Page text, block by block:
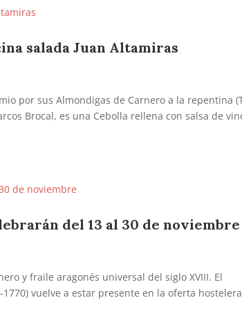
salada Juan Altamiras
por sus Almondigas de Carnero a la repentina
Brocal, es una Cebolla rellena con salsa de
del 13 al 30 de noviembre
y fraile aragonés universal del siglo XVIII. El
vuelve a estar presente en la oferta hostelera